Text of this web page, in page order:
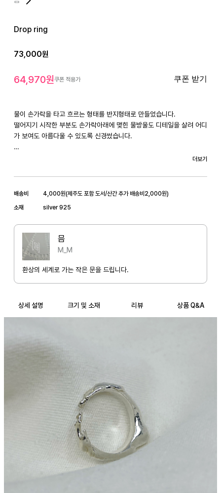
Drop ring
73,000원
64,970원쿠폰 적용가 쿠폰 받기
물이 손가락을 타고 흐르는 형태를 반지형태로 만들었습니다.
떨어지기 시작한 부분도 손가락아래에 맺힌 물방울도 디테일을 살려 어디
가 보여도 아름다울 수 있도록 신경썼습니다.
(전체실버인 ver1은 흰 천 위에서 단독으로 찍힌 사진을 참고해주세요.)
들어 여러개를 함께 착용해도 잘어울립니다.
물방울이 맺혀진 듯한 부분은 레진으로 변경도 가능합니다(ver.2).
전체 실버와는 또다른 느낌으로 착용이 가능하며 햇빛에 비추면 끝만 투
명하게 빛이 나 아름답습니다.
(유리구슬과 함께 찍힌 사진, 검정바탕위의 사진, 착용사진 마지막을 참고
2를 선택해주시기 바랍니다.
오픈링이라 늘리고 줄일 수 있으나 치수를 선택해주시면 그 치수에 맞게
이쁘게 조정해서 보내드립니다.
더보기
배송비 4,000원(제주도 포함 도서/산간 추가 배송비2,000원)
소재
silver 925
믐
M_M
환상의 세계로 가는 작은 문을 드립니다.
상세 설명 크기 및 소재 리뷰 상품 Q&A